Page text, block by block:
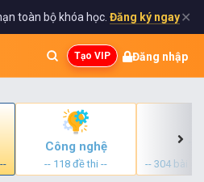
toàn bộ khóa học. Đăng ký ngay✕
Tạo VIP Đăng nhập
Công nghệ
-- 118 đề thi -- -- 304 bài